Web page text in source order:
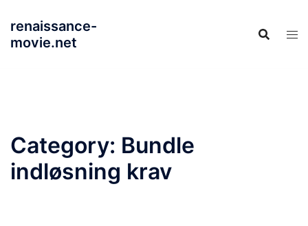
content
renaissance-
movie.net
Category: Bundle
indløsning krav